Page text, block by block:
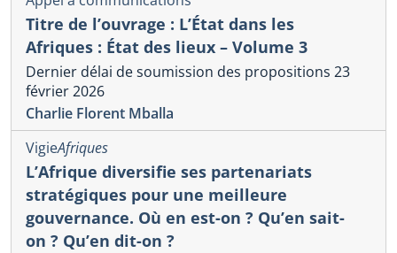
Titre de l’ouvrage : L’État dans les
Afriques : État des lieux – Volume 3
Dernier délai de soumission des propositions 23
février 2026
Charlie Florent Mballa
VigieAfriques
L’Afrique diversifie ses partenariats
stratégiques pour une meilleure
gouvernance. Où en est-on ? Qu’en sait-
on ? Qu’en dit-on ?